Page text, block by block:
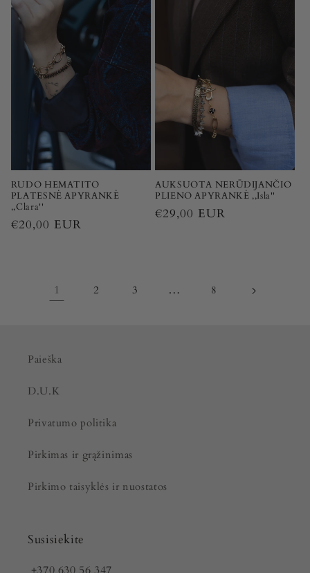
RUDO HEMATITO
PLATESNĖ APYRANKĖ
,,Clara''
Įprasta
€20,00 EUR
AUKSUOTA NERŪDIJANČIO
PLIENO APYRANKĖ ,,Isla''
Įprasta
€29,00 EUR
1 2 3 … 8
Paieška
D.U.K
Privatumo politika
Pirkimas ir grąžinimas
Pirkimo taisyklės ir nuostatos
Susisiekite